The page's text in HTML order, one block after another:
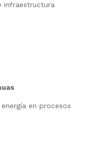
infraestructura
en procesos